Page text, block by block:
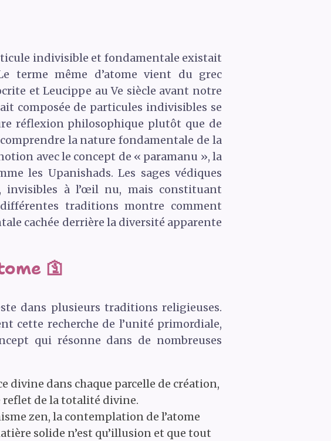
indivisible et fondamentale existait
terme même d’atome vient du grec
et Leucippe au Ve siècle avant notre
composée de particules indivisibles se
réflexion philosophique plutôt que de
la nature fondamentale de la
avec le concept de « paramanu », la
les Upanishads. Les sages védiques
invisibles à l’œil nu, mais constituant
traditions montre comment
cachée derrière la diversité apparente
🛐
dans plusieurs traditions religieuses.
cette recherche de l’unité primordiale,
qui résonne dans de nombreuses
divine dans chaque parcelle de création,
de la totalité divine.
zen, la contemplation de l’atome
solide n’est qu’illusion et que tout